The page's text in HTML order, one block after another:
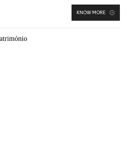
KNOW MORE